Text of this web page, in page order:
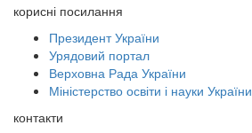
корисні посилання
Президент України
Урядовий портал
Верховна Рада України
Міністерство освіти і науки України
контакти